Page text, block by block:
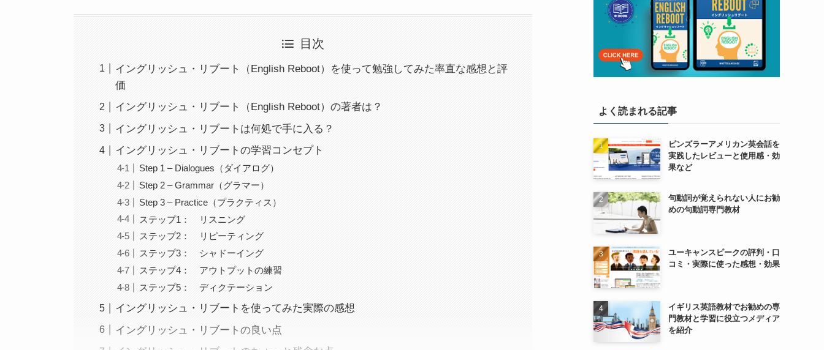
目次
イングリッシュ・リブート（English Reboot）を使って勉強してみた率直な感想と評
価
イングリッシュ・リブート（English Reboot）の著者は？
イングリッシュ・リブートは何処で手に入る？
イングリッシュ・リブートの学習コンセプト
Step 1 – Dialogues（ダイアログ）
Step 2 – Grammar（グラマー）
Step 3 – Practice（プラクティス）
ステップ1： リスニング
ステップ2： リピーティング
ステップ3： シャドーイング
ステップ4： アウトプットの練習
ステップ5： ディクテーション
イングリッシュ・リブートを使ってみた実際の感想
イングリッシュ・リブートの良い点
よく読まれる記事
ピンズラーアメリカン英会話を
実践したレビューと使用感・効
果など
句動詞が覚えられない人にお勧
めの句動詞専門教材
ユーキャンスピークの評判・口
コミ・実際に使った感想・効果
イギリス英語教材でお勧めの専
門教材と学習に役立つメディア
を紹介